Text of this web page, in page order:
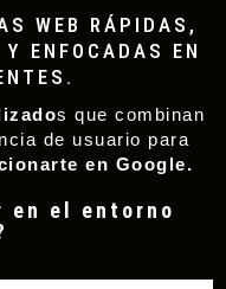
WEB RÁPIDAS,
ENFOCADAS EN
s que combinan
de usuario para
en Google.
en el entorno